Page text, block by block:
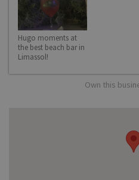
Hugo moments at
the best beach bar in
Limassol!
Own this